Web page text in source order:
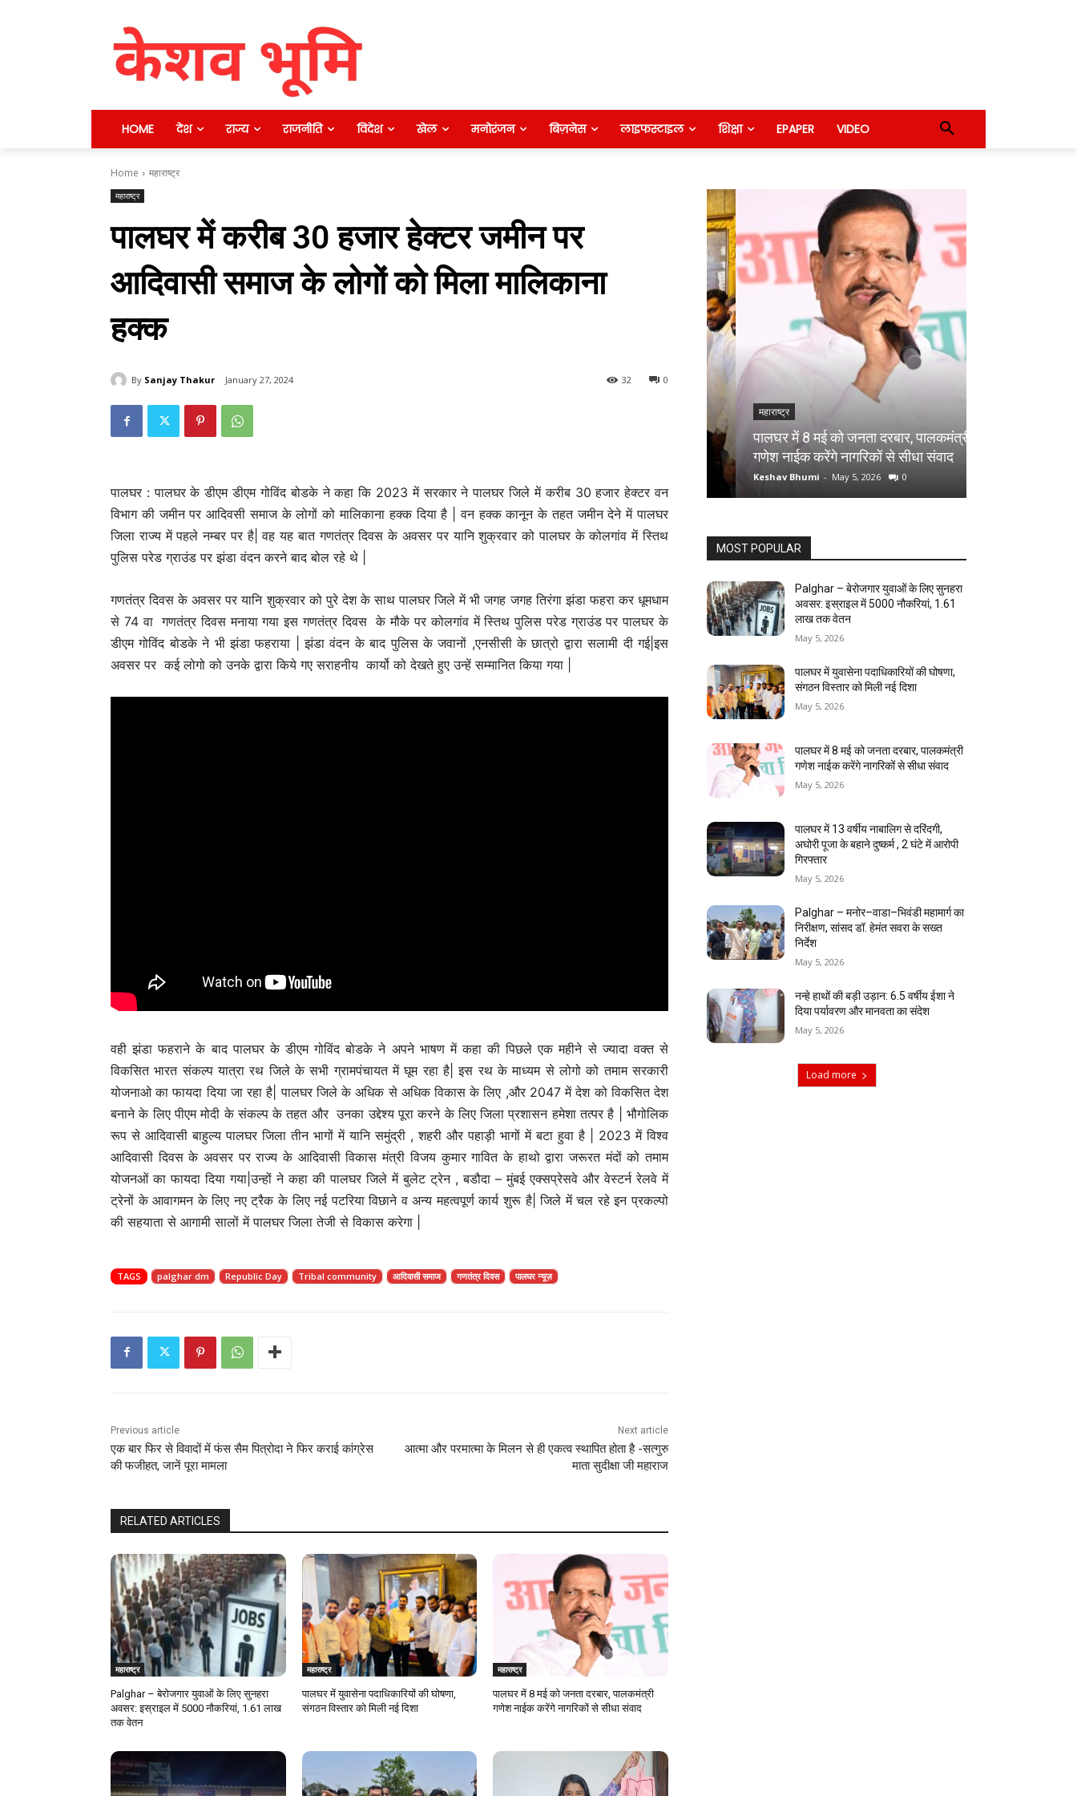
HOME देश राज्य राजनीति विदेश खेल मनोरंजन बिज़नेस लाइफस्टाइल शिक्षा EPAPER VIDEO
Home महाराष्ट्र
महाराष्ट्र
पालघर में करीब 30 हजार हेक्टर जमीन पर
आदिवासी समाज के लोगों को मिला मालिकाना
हक्क
By Sanjay Thakur January 27, 2024 0
32
पालघर : पालघर के डीएम डीएम गोविंद बोडके ने कहा कि 2023 में सरकार ने पालघर जिले में करीब 30 हजार हेक्टर वन
विभाग की जमीन पर आदिवसी समाज के लोगों को मालिकाना हक्क दिया है | वन हक्क कानून के तहत जमीन देने में पालघर
जिला राज्य में पहले नम्बर पर है| वह यह बात गणतंत्र दिवस के अवसर पर यानि शुक्रवार को पालघर के कोलगांव में स्तिथ
पुलिस परेड ग्राउंड पर झंडा वंदन करने बाद बोल रहे थे |
गणतंत्र दिवस के अवसर पर यानि शुक्रवार को पुरे देश के साथ पालघर जिले में भी जगह जगह तिरंगा झंडा फहरा कर धूमधाम
से 74 वा गणतंत्र दिवस मनाया गया इस गणतंत्र दिवस के मौके पर कोलगांव में स्तिथ पुलिस परेड ग्राउंड पर पालघर के
डीएम गोविंद बोडके ने भी झंडा फहराया | झंडा वंदन के बाद पुलिस के जवानों ,एनसीसी के छात्रो द्वारा सलामी दी गई|इस
अवसर पर कई लोगो को उनके द्वारा किये गए सराहनीय कार्यो को देखते हुए उन्हें सम्मानित किया गया |
वही झंडा फहराने के बाद पालघर के डीएम गोविंद बोडके ने अपने भाषण में कहा की पिछले एक महीने से ज्यादा वक्त से
विकसित भारत संकल्प यात्रा रथ जिले के सभी ग्रामपंचायत में घूम रहा है| इस रथ के माध्यम से लोगो को तमाम सरकारी
योजनाओ का फायदा दिया जा रहा है| पालघर जिले के अधिक से अधिक विकास के लिए ,और 2047 में देश को विकसित देश
बनाने के लिए पीएम मोदी के संकल्प के तहत और उनका उद्देश्य पूरा करने के लिए जिला प्रशासन हमेशा तत्पर है | भौगोलिक
रूप से आदिवासी बाहुल्य पालघर जिला तीन भागों में यानि समुंद्री , शहरी और पहाड़ी भागों में बटा हुवा है | 2023 में विश्व
आदिवासी दिवस के अवसर पर राज्य के आदिवासी विकास मंत्री विजय कुमार गावित के हाथो द्वारा जरूरत मंदों को तमाम
योजनओं का फायदा दिया गया|उन्हों ने कहा की पालघर जिले में बुलेट ट्रेन , बडौदा – मुंबई एक्सप्रेसवे और वेस्टर्न रेलवे में
ट्रेनों के आवागमन के लिए नए ट्रैक के लिए नई पटरिया विछाने व अन्य महत्वपूर्ण कार्य शुरू है| जिले में चल रहे इन प्रकल्पो
की सहयाता से आगामी सालों में पालघर जिला तेजी से विकास करेगा |
TAGS palghar dm Republic Day Tribal community आदिवासी समाज गणतंत्र दिवस पालघर न्यूज़
Previous article
एक बार फिर से विवादों में फंस सैम पित्रोदा ने फिर कराई कांग्रेस
की फजीहत, जानें पूरा मामला
Next article
आत्मा और परमात्मा के मिलन से ही एकत्व स्थापित होता है -सत्गुरु
माता सुदीक्षा जी महाराज
RELATED ARTICLES
महाराष्ट्र
Palghar – बेरोजगार युवाओं के लिए सुनहरा
अवसर: इस्राइल में 5000 नौकरियां, ₹1.61 लाख
तक वेतन
महाराष्ट्र
पालघर में युवासेना पदाधिकारियों की घोषणा,
संगठन विस्तार को मिली नई दिशा
महाराष्ट्र
पालघर में 8 मई को जनता दरबार, पालकमंत्री
गणेश नाईक करेंगे नागरिकों से सीधा संवाद
Palghar – बेरोजगार युवाओं के लिए सुनहरा
अवसर: इस्राइल में 5000 नौकरियां, ₹1.61
महाराष्ट्र
पालघर में 8 मई को जनता दरबार, पालकमंत्री
गणेश नाईक करेंगे नागरिकों से सीधा संवाद
Keshav Bhumi - May 5, 2026 0
MOST POPULAR
Palghar – बेरोजगार युवाओं के लिए सुनहरा
अवसर: इस्राइल में 5000 नौकरियां, ₹1.61
लाख तक वेतन
May 5, 2026
पालघर में युवासेना पदाधिकारियों की घोषणा,
संगठन विस्तार को मिली नई दिशा
May 5, 2026
पालघर में 8 मई को जनता दरबार, पालकमंत्री
गणेश नाईक करेंगे नागरिकों से सीधा संवाद
May 5, 2026
पालघर में 13 वर्षीय नाबालिग से दरिंदगी,
अघोरी पूजा के बहाने दुष्कर्म , 2 घंटे में आरोपी
गिरफ्तार
May 5, 2026
Palghar – मनोर–वाडा–भिवंडी महामार्ग का
निरीक्षण, सांसद डॉ. हेमंत सवरा के सख्त
निर्देश
May 5, 2026
नन्हे हाथों की बड़ी उड़ान: 6.5 वर्षीय ईशा ने
दिया पर्यावरण और मानवता का संदेश
May 5, 2026
Load more